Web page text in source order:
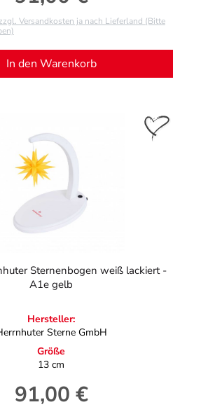
Versandkosten ja nach Lieferland (Bitte
In den Warenkorb
Sternenbogen weiß lackiert -
A1e gelb
Hersteller:
Sterne GmbH
Größe
13 cm
Regulärer Preis:
91,00 €